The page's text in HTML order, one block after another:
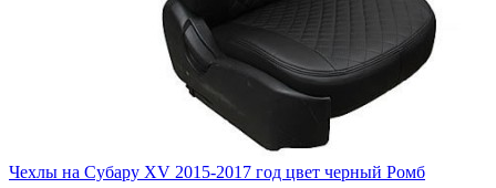
Чехлы на Субару XV 2015-2017 год цвет черный Ромб